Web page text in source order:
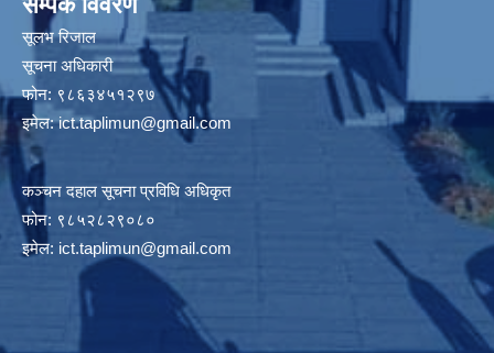
सूलभ रिजाल
सूचना अधिकारी
फोन: ९८६३४५१२९७
इमेल:ict.taplimun@gmail.com
कञ्‍चन दहाल सूचना प्रविधि अधिकृत
फोन: ९८५२८२९०८०
इमेल: ict.taplimun@gmail.com